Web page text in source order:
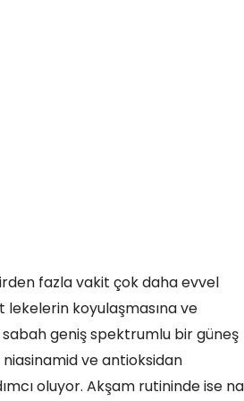
fazla vakit çok daha evvel
lekelerin koyulaşmasına ve
geniş spektrumlu bir güneş
ve antioksidan
oluyor. Akşam rutininde ise